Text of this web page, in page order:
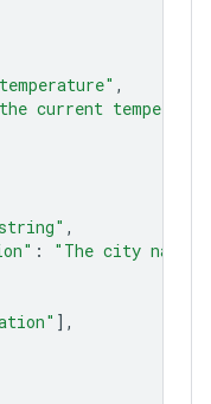
,
current
,
:
"The city name,
],